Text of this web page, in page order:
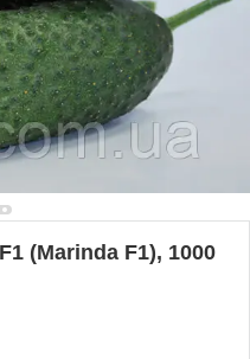
(Marinda F1), 1000